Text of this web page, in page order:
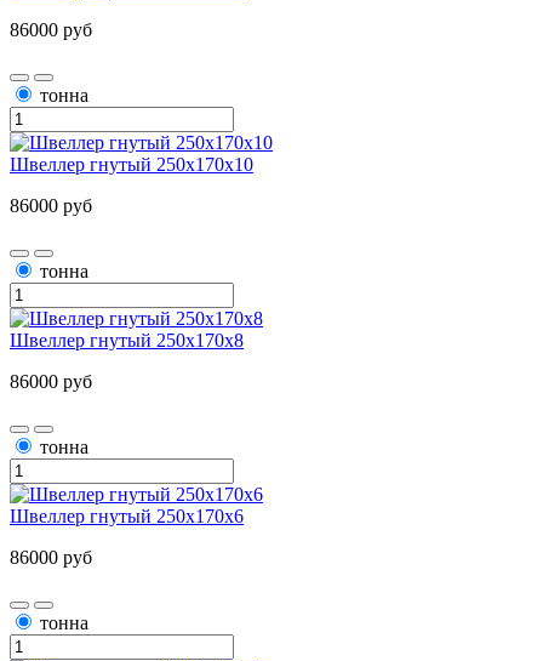
86000 руб
тонна
Швеллер гнутый 250х170х10
86000 руб
тонна
Швеллер гнутый 250х170х8
86000 руб
тонна
Швеллер гнутый 250х170х6
86000 руб
тонна